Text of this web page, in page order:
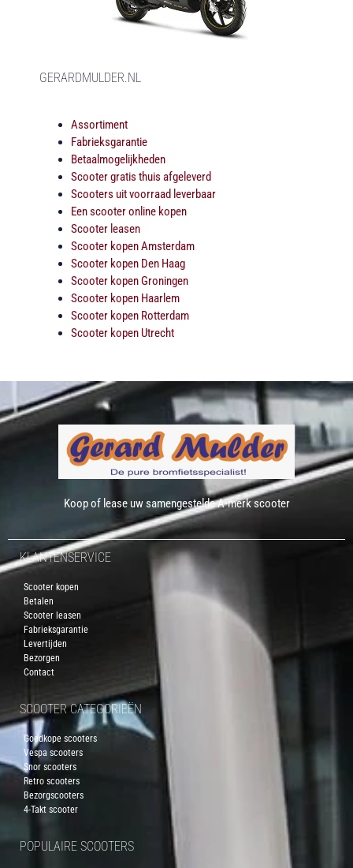
GERARDMULDER.NL
Assortiment
Fabrieksgarantie
Betaalmogelijkheden
Scooter gratis thuis afgeleverd
Scooters uit voorraad leverbaar
Een scooter online kopen
Scooter leasen
Scooter kopen Amsterdam
Scooter kopen Den Haag
Scooter kopen Groningen
Scooter kopen Haarlem
Scooter kopen Rotterdam
Scooter kopen Utrecht
Koop of lease uw samengestelde A-merk scooter
KLANTENSERVICE
Scooter kopen
Betalen
Scooter leasen
Fabrieksgarantie
Levertijden
Bezorgen
Contact
SCOOTER CATEGORIEËN
Goedkope scooters
Vespa scooters
Snor scooters
Retro scooters
Bezorgscooters
4-Takt scooter
POPULAIRE SCOOTERS